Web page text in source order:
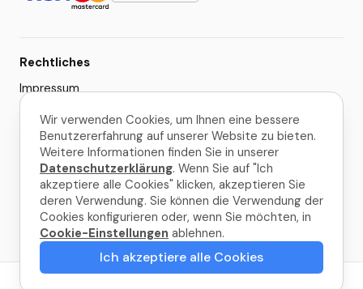
Rechtliches
Impressum
AGB
Datenschutzerklärung
Cookie-Einstellungen
© 2026 La Palma Travel
Gemacht mit
in La Palma
Wir verwenden Cookies, um Ihnen eine bessere
Benutzererfahrung auf unserer Website zu bieten.
Weitere Informationen finden Sie in unserer
Datenschutzerklärung. Wenn Sie auf "Ich
akzeptiere alle Cookies" klicken, akzeptieren Sie
deren Verwendung. Sie können die Verwendung der
Cookies konfigurieren oder, wenn Sie möchten, in
Cookie-Einstellungen ablehnen.
Ich akzeptiere alle Cookies